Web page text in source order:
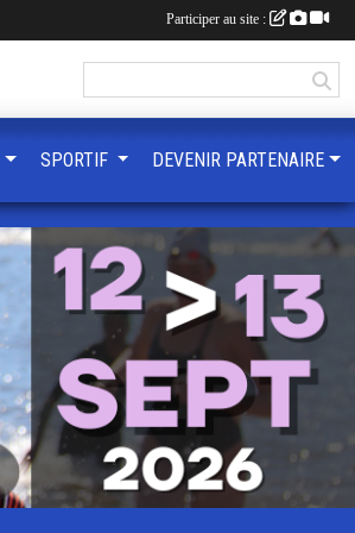
SPORTIF DEVENIR PARTENAIRE
Participer au site :